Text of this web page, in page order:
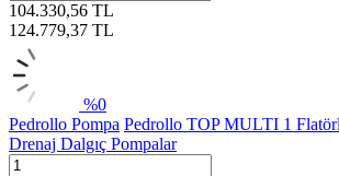
104.330,56 TL
124.779,37 TL
%0
Pedrollo Pompa Pedrollo TOP MULTI 1
Drenaj Dalgıç Pompalar